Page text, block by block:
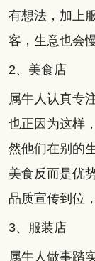
有想法，加上
客，生意也会
2、美食店
属牛人认真专
也正因为这样
然他们在别的
美食反而是优
品质宣传到位
3、服装店
属牛人做事踏